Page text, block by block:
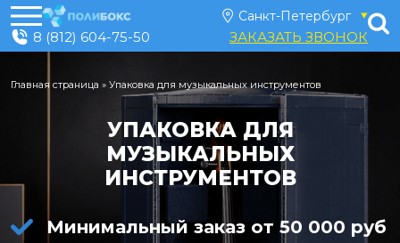
8 (812) 604-75-50 ЗАКАЗАТЬ ЗВОНОК
Главная страница » Упаковка для музыкальных инструментов
УПАКОВКА ДЛЯ
МУЗЫКАЛЬНЫХ
ИНСТРУМЕНТОВ
Минимальный заказ от 50 000 руб